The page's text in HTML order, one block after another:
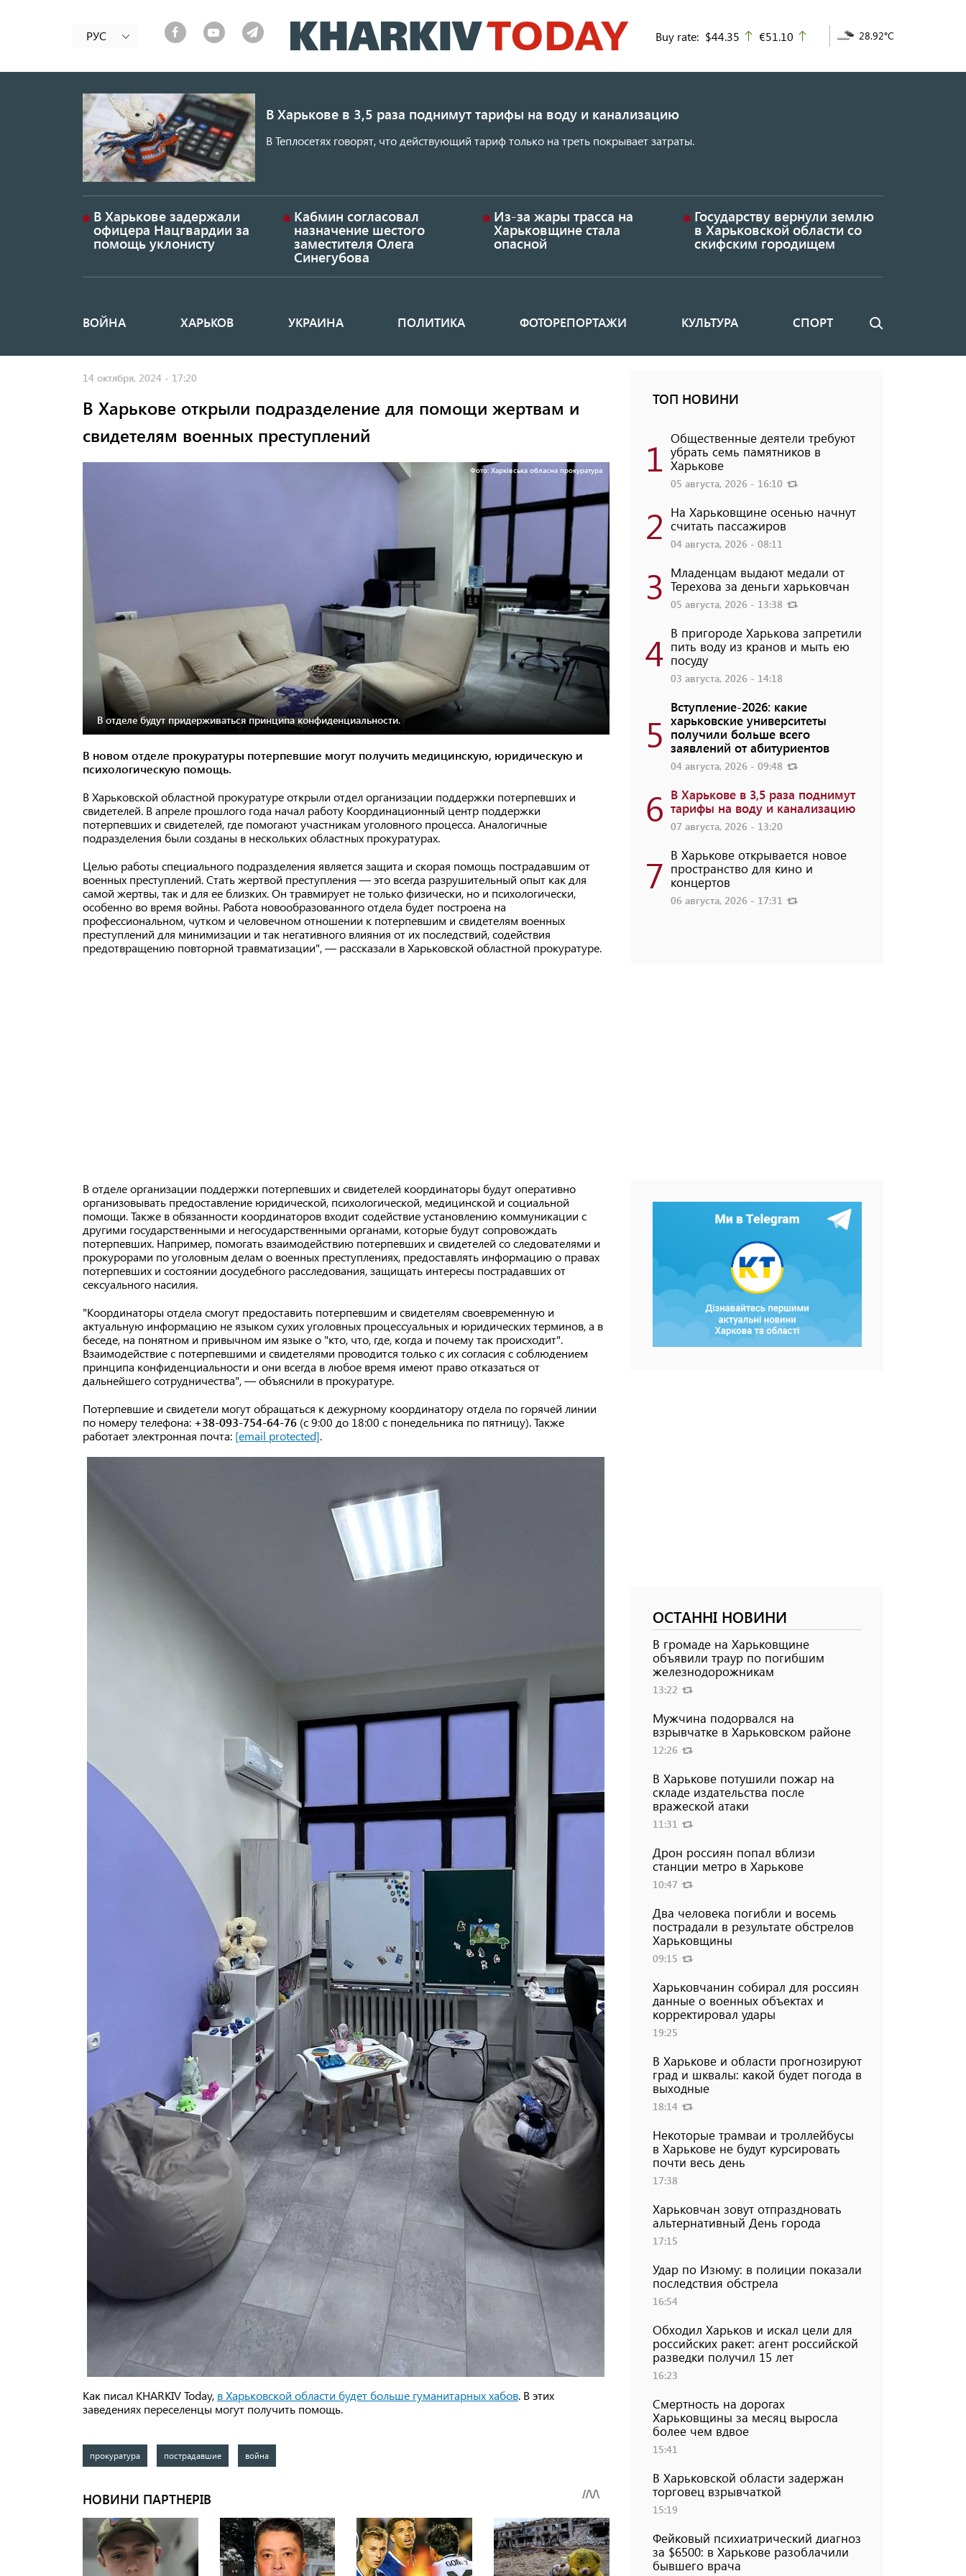
к
основному
РУС Buy rate: $44.35 up
€51.10 28.92°C
В Харькове в 3,5 раза поднимут тарифы на воду и канализацию
В Теплосетях говорят, что действующий тариф только на треть покрывает затраты.
В Харькове задержали
офицера Нацгвардии за
помощь уклонисту
Кабмин согласовал
назначение шестого
заместителя Олега
Синегубова
Из-за жары трасса на
Харьковщине стала
опасной
Государству вернули землю
в Харьковской области со
скифским городищем
Основная
ВОЙНА ХАРЬКОВ УКРАИНА ПОЛИТИКА ФОТОРЕПОРТАЖИ КУЛЬТУРА СПОРТ Поиск
14 октября, 2024 - 17:20
В Харькове открыли подразделение для помощи жертвам и
свидетелям военных преступлений
Фото: Харківська обласна прокуратура
В отделе будут придерживаться принципа конфиденциальности.
В новом отделе прокуратуры потерпевшие могут получить медицинскую, юридическую и
психологическую помощь.
В Харьковской областной прокуратуре открыли отдел организации поддержки потерпевших и
свидетелей. В апреле прошлого года начал работу Координационный центр поддержки
потерпевших и свидетелей, где помогают участникам уголовного процесса. Аналогичные
подразделения были созданы в нескольких областных прокуратурах.
Целью работы специального подразделения является защита и скорая помощь пострадавшим от
военных преступлений. Стать жертвой преступления — это всегда разрушительный опыт как для
самой жертвы, так и для ее близких. Он травмирует не только физически, но и психологически,
особенно во время войны. Работа новообразованного отдела будет построена на
профессиональном, чутком и человечном отношении к потерпевшим и свидетелям военных
преступлений для минимизации и так негативного влияния от их последствий, содействия
предотвращению повторной травматизации", — рассказали в Харьковской областной прокуратуре.
В отделе организации поддержки потерпевших и свидетелей координаторы будут оперативно
организовывать предоставление юридической, психологической, медицинской и социальной
помощи. Также в обязанности координаторов входит содействие установлению коммуникации с
другими государственными и негосударственными органами, которые будут сопровождать
потерпевших. Например, помогать взаимодействию потерпевших и свидетелей со следователями и
прокурорами по уголовным делам о военных преступлениях, предоставлять информацию о правах
потерпевших и состоянии досудебного расследования, защищать интересы пострадавших от
сексуального насилия.
"Координаторы отдела смогут предоставить потерпевшим и свидетелям своевременную и
актуальную информацию не языком сухих уголовных процессуальных и юридических терминов, а в
беседе, на понятном и привычном им языке о "кто, что, где, когда и почему так происходит".
Взаимодействие с потерпевшими и свидетелями проводится только с их согласия с соблюдением
принципа конфиденциальности и они всегда в любое время имеют право отказаться от
дальнейшего сотрудничества", — объяснили в прокуратуре.
Потерпевшие и свидетели могут обращаться к дежурному координатору отдела по горячей линии
по номеру телефона: +38-093-754-64-76 (с 9:00 до 18:00 с понедельника по пятницу). Также
работает электронная почта: [email protected].
Как писал KHARKIV Today, в Харьковской области будет больше гуманитарных хабов. В этих
заведениях переселенцы могут получить помощь.
прокуратура пострадавшие война
ТОП НОВИНИ
1 Общественные деятели требуют
убрать семь памятников в
Харькове
05 августа, 2026 - 16:10
2 На Харьковщине осенью начнут
считать пассажиров
04 августа, 2026 - 08:11
3 Младенцам выдают медали от
Терехова за деньги харьковчан
05 августа, 2026 - 13:38
4 В пригороде Харькова запретили
пить воду из кранов и мыть ею
посуду
03 августа, 2026 - 14:18
5
Вступление-2026: какие
харьковские университеты
получили больше всего
заявлений от абитуриентов
04 августа, 2026 - 09:48
6 В Харькове в 3,5 раза поднимут
тарифы на воду и канализацию
07 августа, 2026 - 13:20
7 В Харькове открывается новое
пространство для кино и
концертов
06 августа, 2026 - 17:31
ОСТАННІ НОВИНИ
В громаде на Харьковщине
объявили траур по погибшим
железнодорожникам
13:22
Мужчина подорвался на
взрывчатке в Харьковском районе
12:26
В Харькове потушили пожар на
складе издательства после
вражеской атаки
11:31
Дрон россиян попал вблизи
станции метро в Харькове
10:47
Два человека погибли и восемь
пострадали в результате обстрелов
Харьковщины
09:15
Харьковчанин собирал для россиян
данные о военных объектах и ​​
корректировал удары
19:25
В Харькове и области прогнозируют
град и шквалы: какой будет погода в
выходные
18:14
Некоторые трамваи и троллейбусы
в Харькове не будут курсировать
почти весь день
17:38
Харьковчан зовут отпраздновать
альтернативный День города
17:15
Удар по Изюму: в полиции показали
последствия обстрела
16:54
Обходил Харьков и искал цели для
российских ракет: агент российской
разведки получил 15 лет
16:23
Смертность на дорогах
Харьковщины за месяц выросла
более чем вдвое
15:41
В Харьковской области задержан
торговец взрывчаткой
15:19
Фейковый психиатрический диагноз
за $6500: в Харькове разоблачили
бывшего врача